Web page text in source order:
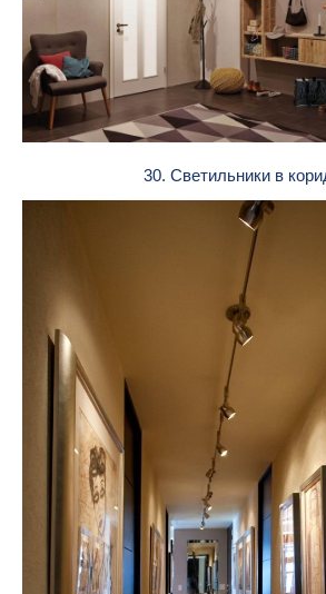
30. Светильники в